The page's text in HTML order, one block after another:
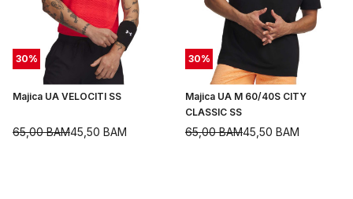
30%
Majica UA VELOCITI SS
45,50 BAM
65,00BAM
30%
Majica UA M 60/40S CITY
CLASSIC SS
45,50 BAM
65,00BAM